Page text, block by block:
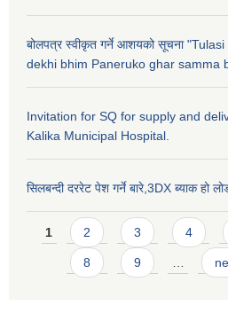
बोलपत्र स्वीकृत गर्ने आशयको सूचना
dekhi bhim Paneruko ghar samma
Invitation for SQ for supply and
Kalika Municipal Hospital.
सिलबन्दी दररेट पेश गर्ने बारे,3DX ब्याक हो
Pages
1 2 3 4
8 9